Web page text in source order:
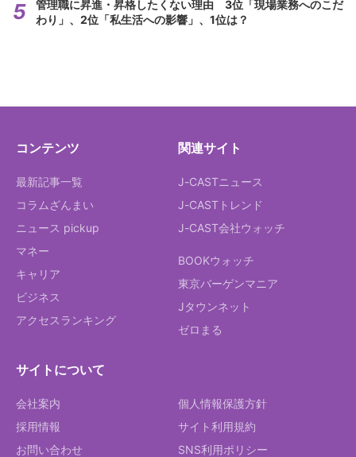
管理職に昇進・昇格したくない理由 3位「現場業務へのこだ
わり」、2位「私生活への影響」、1位は？
コンテンツ
最新記事一覧
コラムざんまい
ニュース pickup
マネー
キャリア
ビジネス
アクセスランキング
関連サイト
J-CASTニュース
J-CASTトレンド
J-CAST会社ウォッチ
BOOKウォッチ
東京バーゲンマニア
Jタウンネット
ゼロまる
サイトについて
会社案内
採用情報
お問い合わせ
個人情報保護方針
サイト利用規約
SNS利用ポリシー